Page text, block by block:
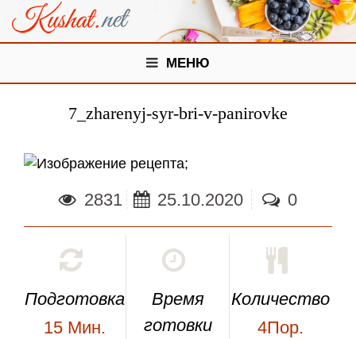
МЕНЮ
7_zharenyj-syr-bri-v-panirovke
;
2831 25.10.2020 0
Подготовка
15 Мин.
Время
готовки
Количество
4Пор.